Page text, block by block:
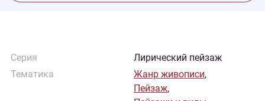
Серия
Лирический пейзаж
Тематика
Жанр живописи,
Пейзаж,